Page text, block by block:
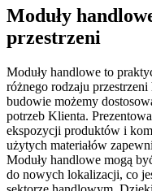
Moduły
przestrzeni
Moduły handlowe to
różnego rodzaju
budowie możemy
potrzeb Klienta.
ekspozycji produktów i
użytych materiałów
Moduły handlowe mogą
do nowych lokalizacji, co